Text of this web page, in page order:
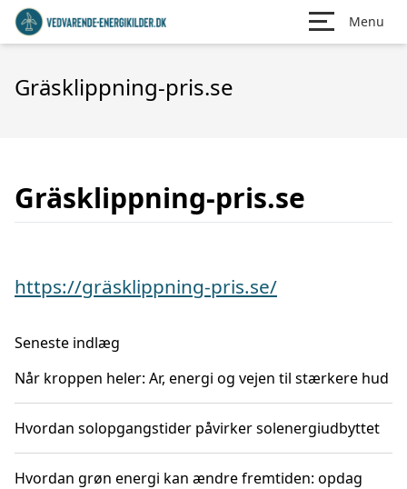
Menu
Gräsklippning-pris.se
Gräsklippning-pris.se
https://gräsklippning-pris.se/
Seneste indlæg
Når kroppen heler: Ar, energi og vejen til stærkere hud
Hvordan solopgangstider påvirker solenergiudbyttet
Hvordan grøn energi kan ændre fremtiden: opdag